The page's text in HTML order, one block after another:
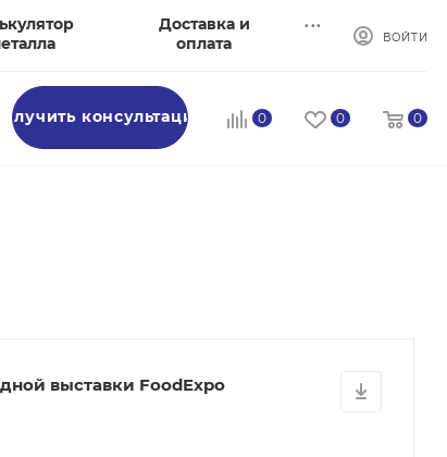
Доставка и
оплата
...
ВОЙТИ
Получить консультацию 0 0 0
выставки FoodExpo